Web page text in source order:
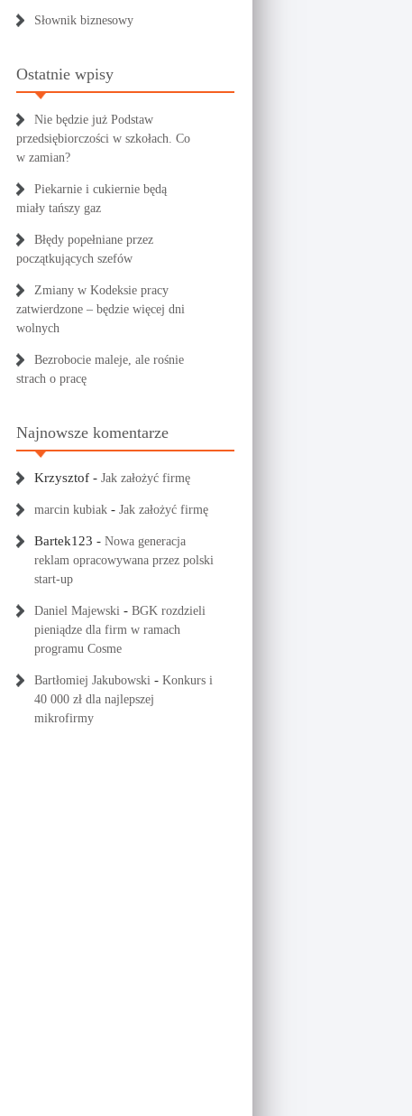
Słownik biznesowy
Ostatnie wpisy
Nie będzie już Podstaw
przedsiębiorczości w szkołach. Co
w zamian?
Piekarnie i cukiernie będą
miały tańszy gaz
Błędy popełniane przez
początkujących szefów
Zmiany w Kodeksie pracy
zatwierdzone – będzie więcej dni
wolnych
Bezrobocie maleje, ale rośnie
strach o pracę
Najnowsze komentarze
Krzysztof - Jak założyć firmę
marcin kubiak - Jak założyć firmę
Bartek123 - Nowa generacja
reklam opracowywana przez polski
start-up
Daniel Majewski - BGK rozdzieli
pieniądze dla firm w ramach
programu Cosme
Bartłomiej Jakubowski - Konkurs i
40 000 zł dla najlepszej
mikrofirmy